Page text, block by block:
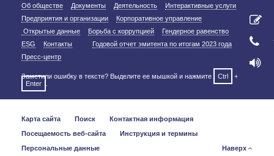
Об обществе Документы Деятельность
Интерактивные услуги
Предприятия и организации
Корпоративное управление
Открытые данные
Борьба с коррупцией
Гендерное равенство
ESG
Контакты
Годовой отчет эмитента по итогам 2023 года
Пресс-центр
Заметили ошибку в тексте? Выделите ее мышкой и нажмите Ctrl
+
Enter
Карта сайта Поиск
Контактная информация
Посещаемость веб-сайта
Инструкция и термины
Персональные данные
Наверх